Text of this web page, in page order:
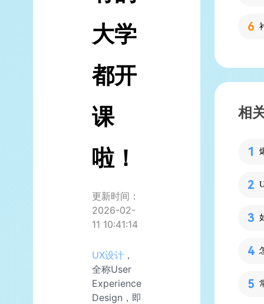
大学
都开
课
啦！
更新时间：
2026-02-
11 10:41:14
UX设计 ，
全称User
Experience
Design，即
相